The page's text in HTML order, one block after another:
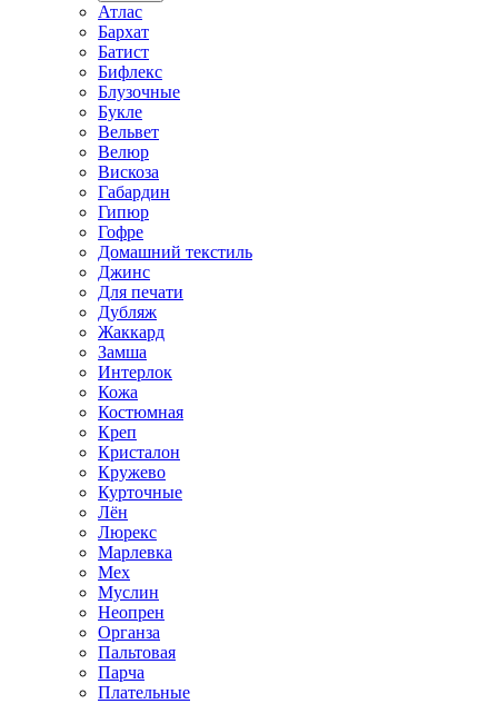
Атлас
Бархат
Батист
Бифлекс
Блузочные
Букле
Вельвет
Велюр
Вискоза
Габардин
Гипюр
Гофре
Домашний текстиль
Джинс
Для печати
Дубляж
Жаккард
Замша
Интерлок
Кожа
Костюмная
Креп
Кристалон
Кружево
Курточные
Лён
Люрекс
Марлевка
Мех
Муслин
Неопрен
Органза
Пальтовая
Парча
Плательные